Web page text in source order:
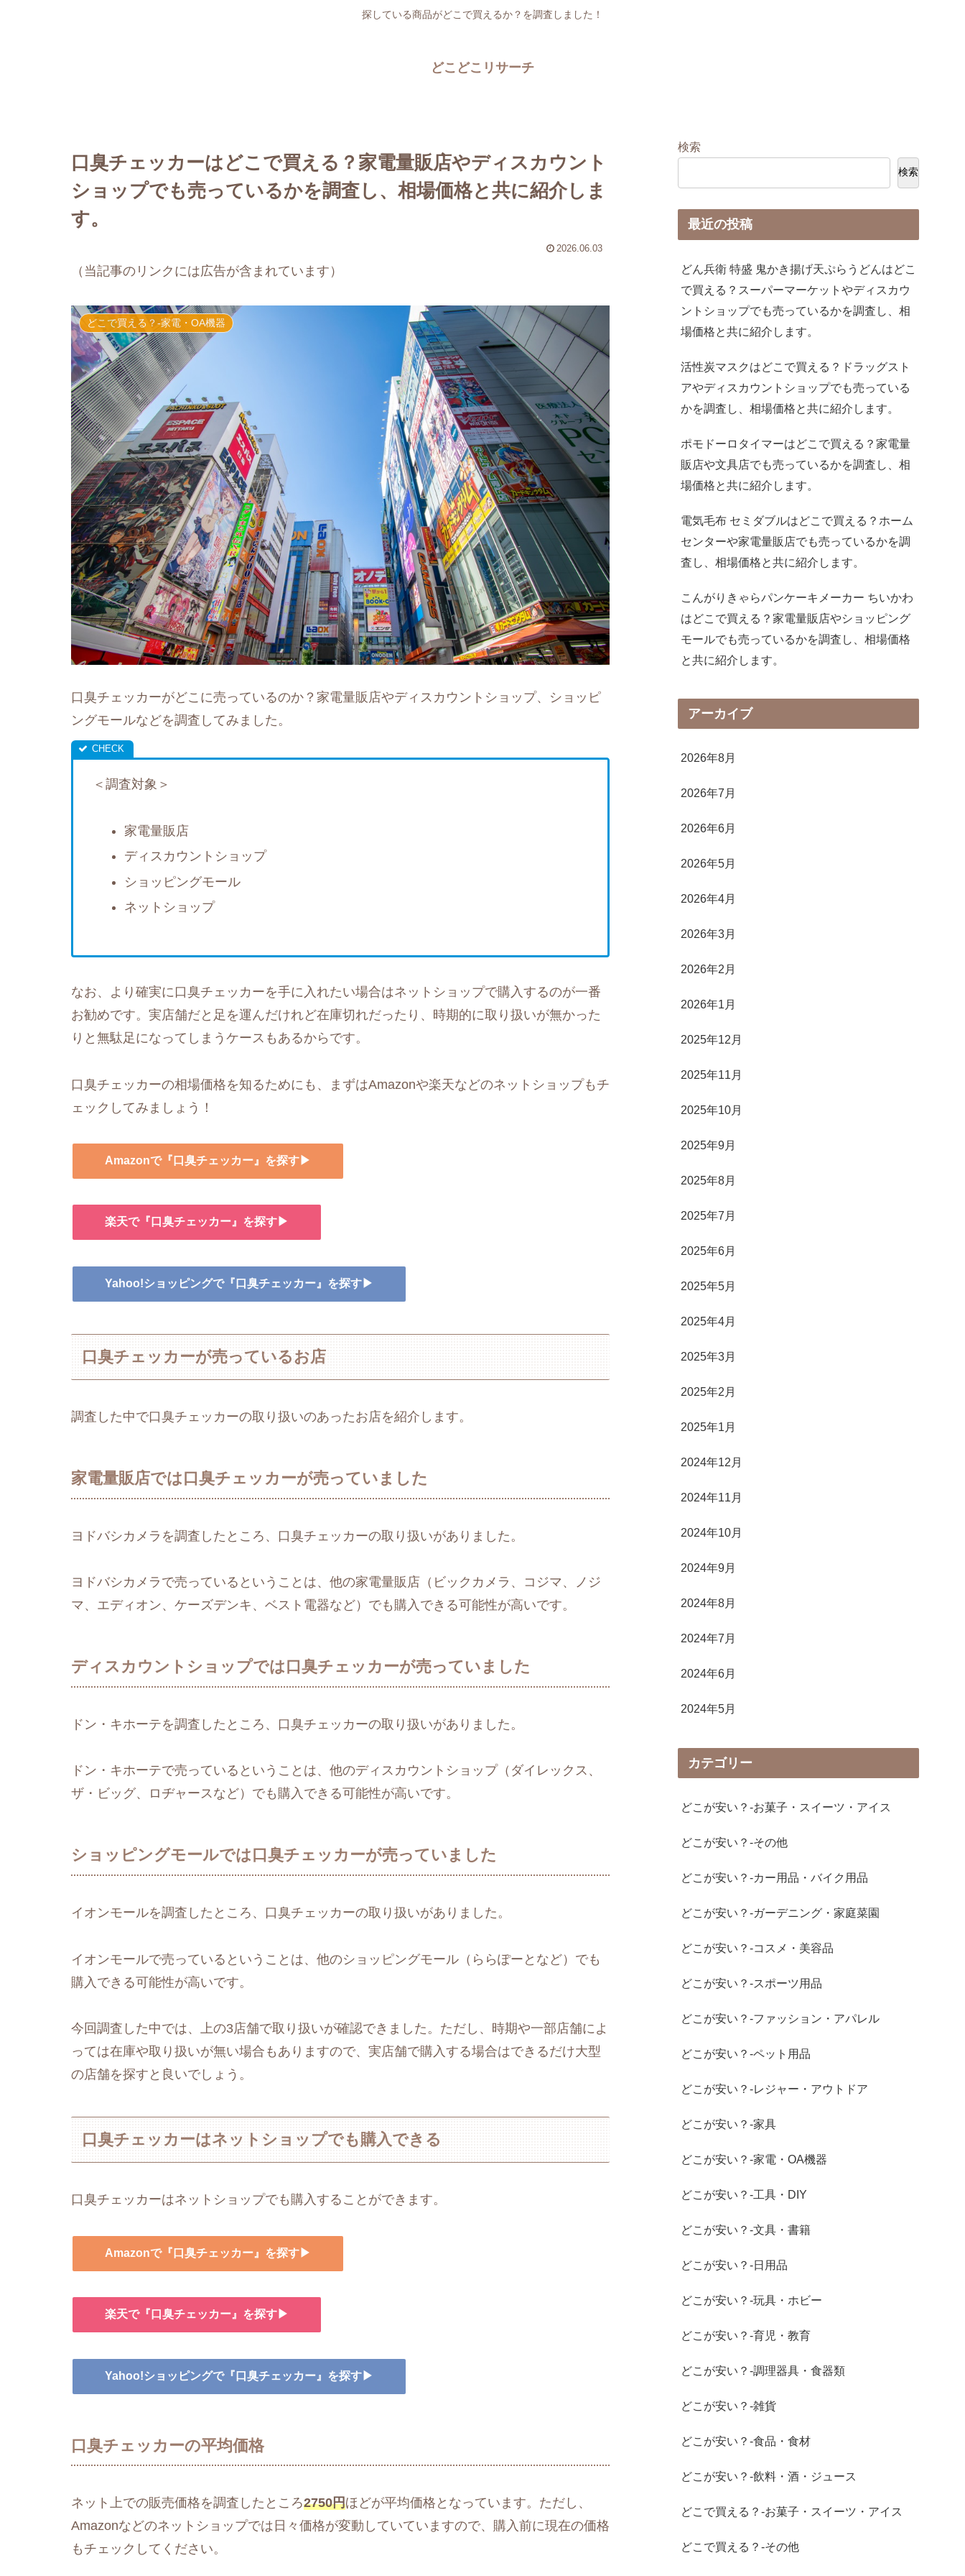
探している商品がどこで買えるか？を調査しました！
どこどこリサーチ
口臭チェッカーはどこで買える？家電量販店やディスカウント
ショップでも売っているかを調査し、相場価格と共に紹介しま
す。
2026.06.03
（当記事のリンクには広告が含まれています）
どこで買える？-家電・OA機器
口臭チェッカーがどこに売っているのか？家電量販店やディスカウントショップ、ショッピ
ングモールなどを調査してみました。
＜調査対象＞
家電量販店
ディスカウントショップ
ショッピングモール
ネットショップ
なお、より確実に口臭チェッカーを手に入れたい場合はネットショップで購入するのが一番
お勧めです。実店舗だと足を運んだけれど在庫切れだったり、時期的に取り扱いが無かった
りと無駄足になってしまうケースもあるからです。
口臭チェッカーの相場価格を知るためにも、まずはAmazonや楽天などのネットショップもチ
ェックしてみましょう！
Amazonで『口臭チェッカー』を探す▶
楽天で『口臭チェッカー』を探す▶
Yahoo!ショッピングで『口臭チェッカー』を探す▶
口臭チェッカーが売っているお店
調査した中で口臭チェッカーの取り扱いのあったお店を紹介します。
家電量販店では口臭チェッカーが売っていました
ヨドバシカメラを調査したところ、口臭チェッカーの取り扱いがありました。
ヨドバシカメラで売っているということは、他の家電量販店（ビックカメラ、コジマ、ノジ
マ、エディオン、ケーズデンキ、ベスト電器など）でも購入できる可能性が高いです。
ディスカウントショップでは口臭チェッカーが売っていました
ドン・キホーテを調査したところ、口臭チェッカーの取り扱いがありました。
ドン・キホーテで売っているということは、他のディスカウントショップ（ダイレックス、
ザ・ビッグ、ロヂャースなど）でも購入できる可能性が高いです。
ショッピングモールでは口臭チェッカーが売っていました
イオンモールを調査したところ、口臭チェッカーの取り扱いがありました。
イオンモールで売っているということは、他のショッピングモール（ららぽーとなど）でも
購入できる可能性が高いです。
今回調査した中では、上の3店舗で取り扱いが確認できました。ただし、時期や一部店舗によ
っては在庫や取り扱いが無い場合もありますので、実店舗で購入する場合はできるだけ大型
の店舗を探すと良いでしょう。
口臭チェッカーはネットショップでも購入できる
口臭チェッカーはネットショップでも購入することができます。
Amazonで『口臭チェッカー』を探す▶
楽天で『口臭チェッカー』を探す▶
Yahoo!ショッピングで『口臭チェッカー』を探す▶
口臭チェッカーの平均価格
ネット上での販売価格を調査したところ2750円ほどが平均価格となっています。ただし、
Amazonなどのネットショップでは日々価格が変動していていますので、購入前に現在の価格
もチェックしてください。
検索
検索
最近の投稿
どん兵衛 特盛 鬼かき揚げ天ぷらうどんはどこ
で買える？スーパーマーケットやディスカウ
ントショップでも売っているかを調査し、相
場価格と共に紹介します。
活性炭マスクはどこで買える？ドラッグスト
アやディスカウントショップでも売っている
かを調査し、相場価格と共に紹介します。
ポモドーロタイマーはどこで買える？家電量
販店や文具店でも売っているかを調査し、相
場価格と共に紹介します。
電気毛布 セミダブルはどこで買える？ホーム
センターや家電量販店でも売っているかを調
査し、相場価格と共に紹介します。
こんがりきゃらパンケーキメーカー ちいかわ
はどこで買える？家電量販店やショッピング
モールでも売っているかを調査し、相場価格
と共に紹介します。
アーカイブ
2026年8月
2026年7月
2026年6月
2026年5月
2026年4月
2026年3月
2026年2月
2026年1月
2025年12月
2025年11月
2025年10月
2025年9月
2025年8月
2025年7月
2025年6月
2025年5月
2025年4月
2025年3月
2025年2月
2025年1月
2024年12月
2024年11月
2024年10月
2024年9月
2024年8月
2024年7月
2024年6月
2024年5月
カテゴリー
どこが安い？-お菓子・スイーツ・アイス
どこが安い？-その他
どこが安い？-カー用品・バイク用品
どこが安い？-ガーデニング・家庭菜園
どこが安い？-コスメ・美容品
どこが安い？-スポーツ用品
どこが安い？-ファッション・アパレル
どこが安い？-ペット用品
どこが安い？-レジャー・アウトドア
どこが安い？-家具
どこが安い？-家電・OA機器
どこが安い？-工具・DIY
どこが安い？-文具・書籍
どこが安い？-日用品
どこが安い？-玩具・ホビー
どこが安い？-育児・教育
どこが安い？-調理器具・食器類
どこが安い？-雑貨
どこが安い？-食品・食材
どこが安い？-飲料・酒・ジュース
どこで買える？-お菓子・スイーツ・アイス
どこで買える？-その他